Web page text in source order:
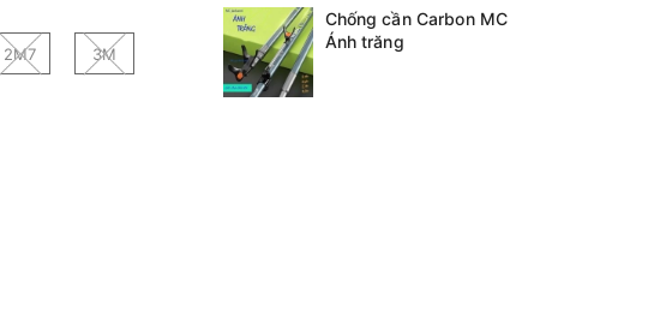
2M7 3M
Chống cần Carbon MC
Ánh trăng